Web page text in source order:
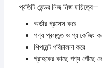
প্রতিটি ভেন্ডর নিজ নিজ দায়িত্বে—
অর্ডার প্রসেস করে
পণ্য প্রস্তুত ও প্যাকেজিং
শিপমেন্ট পরিচালনা করে
গ্রাহকের কাছে পণ্য পৌঁছে